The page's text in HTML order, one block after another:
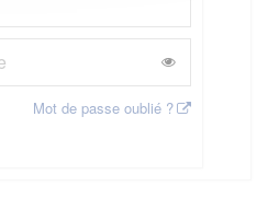
Mot de passe oublié ?